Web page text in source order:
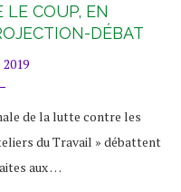
LE COUP, EN
DÉBAT
de la lutte contre les
du Travail » débattent
aux …